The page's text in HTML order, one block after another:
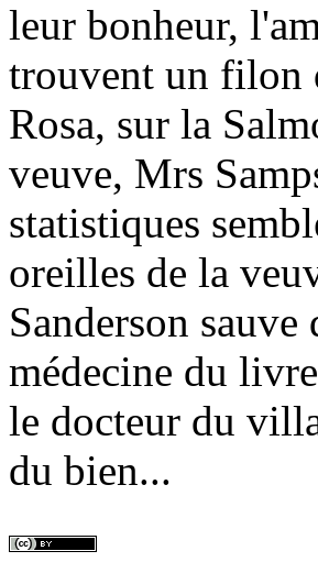
leur bonheur,
trouvent un filon
Rosa, sur la
veuve, Mrs
statistiques
oreilles de la
Sanderson
médecine du
le docteur du
du bien...